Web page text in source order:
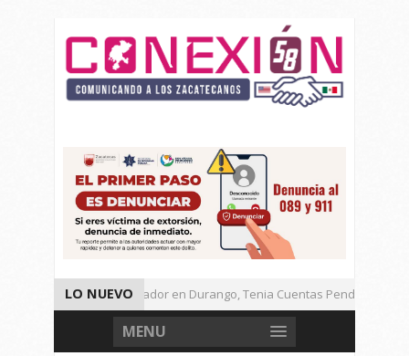
LO NUEVO
Detienen a Defraudador en Durango, Tenia Cuentas Pendientes en
Presenta Presidenta Sheinbaum, 10 Acciones Para Explotación de
MENU